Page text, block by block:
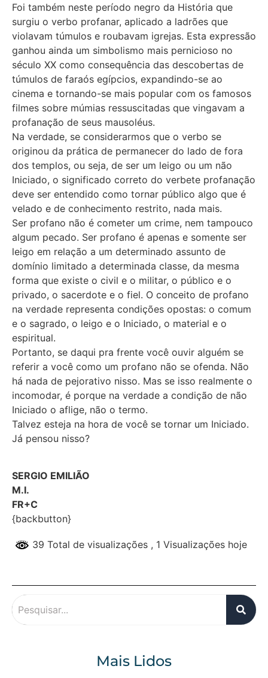
Foi também neste período negro da História que
surgiu o verbo profanar, aplicado a ladrões que
violavam túmulos e roubavam igrejas. Esta expressão
ganhou ainda um simbolismo mais pernicioso no
século XX como consequência das descobertas de
túmulos de faraós egípcios, expandindo-se ao
cinema e tornando-se mais popular com os famosos
filmes sobre múmias ressuscitadas que vingavam a
profanação de seus mausoléus.
Na verdade, se considerarmos que o verbo se
originou da prática de permanecer do lado de fora
dos templos, ou seja, de ser um leigo ou um não
Iniciado, o significado correto do verbete profanação
deve ser entendido como tornar público algo que é
velado e de conhecimento restrito, nada mais.
Ser profano não é cometer um crime, nem tampouco
algum pecado. Ser profano é apenas e somente ser
leigo em relação a um determinado assunto de
domínio limitado a determinada classe, da mesma
forma que existe o civil e o militar, o público e o
privado, o sacerdote e o fiel. O conceito de profano
na verdade representa condições opostas: o comum
e o sagrado, o leigo e o Iniciado, o material e o
espiritual.
Portanto, se daqui pra frente você ouvir alguém se
referir a você como um profano não se ofenda. Não
há nada de pejorativo nisso. Mas se isso realmente o
incomodar, é porque na verdade a condição de não
Iniciado o aflige, não o termo.
Talvez esteja na hora de você se tornar um Iniciado.
Já pensou nisso?
SERGIO EMILIÃO
M.I.
FR+C
{backbutton}
39 Total de visualizações , 1 Visualizações hoje
Mais Lidos